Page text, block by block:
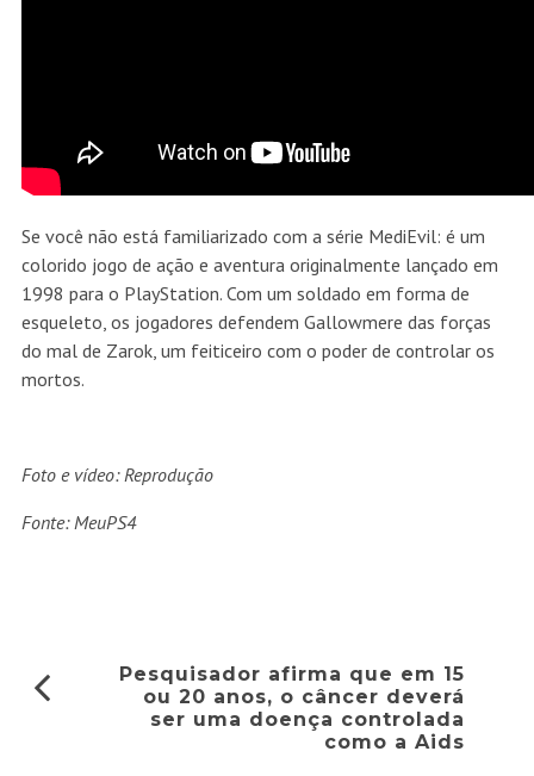
Se você não está familiarizado com a série MediEvil: é um
colorido jogo de ação e aventura originalmente lançado em
1998 para o PlayStation. Com um soldado em forma de
esqueleto, os jogadores defendem Gallowmere das forças
do mal de Zarok, um feiticeiro com o poder de controlar os
mortos.
Foto e vídeo: Reprodução
Fonte: MeuPS4
Pesquisador afirma que em 15
ou 20 anos, o câncer deverá
ser uma doença controlada
como a Aids